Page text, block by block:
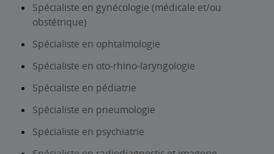
Spécialiste en gynécologie (médicale et/ou
obstétrique)
Spécialiste en ophtalmologie
Spécialiste en oto-rhino-laryngologie
Spécialiste en pédiatrie
Spécialiste en pneumologie
Spécialiste en psychiatrie